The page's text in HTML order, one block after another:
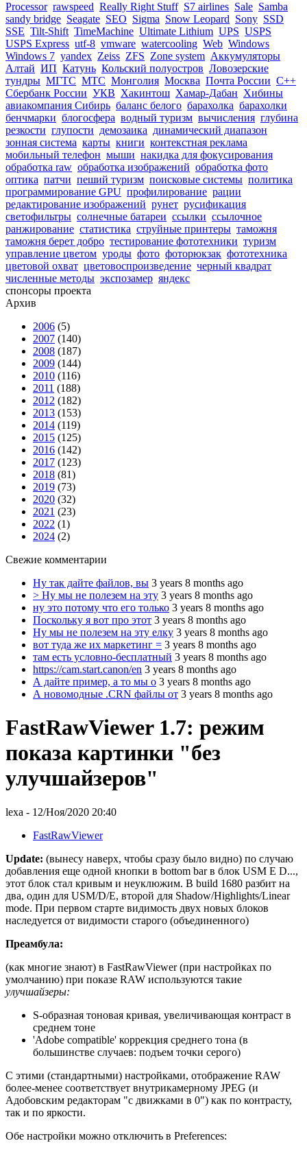
Processor rawspeed Really Right Stuff S7 airlines Sale Samba
sandy bridge Seagate SEO Sigma Snow Leopard Sony SSD
SSE Tilt-Shift TimeMachine Ultimate Lithium UPS USPS
USPS Express utf-8 vmware watercooling Web Windows
Windows 7 yandex Zeiss ZFS Zone system Аккумуляторы
Алтай ИП Катунь Кольский полуостров Ловозерские
тундры МГТС МТС Монголия Москва Почта России С++
Сбербанк России УКВ Хакинтош Хамар-Дабан Хибины
авиакомпания Сибирь баланс белого барахолка барахолки
бенчмарки блогосфера водный туризм вычисления глубина
резкости глупости демозаика динамический диапазон
зонная система карты книги контекстная реклама
мобильный телефон мыши накидка для фокусирования
обработка raw обработка изображений обработка фото
оптика патчи пеший туризм поисковые системы политика
программирование GPU профилирование рации
редактирование изображений рунет русификация
светофильтры солнечные батареи ссылки ссылочное
ранжирование статистика струйные принтеры таможня
таможня берет добро тестирование фототехники туризм
управление цветом уроды фото фоторюкзак фототехника
цветовой охват цветовоспроизведение черный квадрат
численные методы экспозамер яндекс
спонсоры проекта
Архив
2006 (5)
2007 (140)
2008 (187)
2009 (144)
2010 (116)
2011 (188)
2012 (182)
2013 (153)
2014 (119)
2015 (125)
2016 (142)
2017 (123)
2018 (81)
2019 (73)
2020 (32)
2021 (23)
2022 (1)
2024 (2)
Свежие комментарии
Ну так дайте файлов, вы 3 years 8 months ago
> Ну мы не полезем на эту 3 years 8 months ago
ну это потому что его только 3 years 8 months ago
Поскольку я вот про этот 3 years 8 months ago
Ну мы не полезем на эту елку 3 years 8 months ago
вот туда же их маркетинг = 3 years 8 months ago
там есть условно-бесплатный 3 years 8 months ago
https://cam.start.canon/en 3 years 8 months ago
А дайте пример, а то мы о 3 years 8 months ago
А новомодные .CRN файлы от 3 years 8 months ago
FastRawViewer 1.7: режим
показа картинки "без
улучшайзеров"
lexa - 12/Ноя/2020 20:40
FastRawViewer
Update: (вынесу наверх, чтобы сразу было видно) по случаю
добавления еще одной кнопки в bottom bar в блок USM E D...,
этот блок стал кривым и неуклюжим. В build 1680 разбит на
два, один для USM/D/E, второй для Shadow/Highlights/Linear
mode. При первом старте видимость двух новых блоков
наследуется от видимости старого (объединенного)
Преамбула:
(как многие знают) в FastRawViewer (при настройках по
умолчанию) при показе RAW используются такие
улучшайзеры:
S-образная тоновая кривая, увеличивающая контраст в
среднем тоне
'Adobe compatible' коррекция среднего тона (в
большинстве случаев: подъем точки серого)
С этими (стандартными) настройками, отображение RAW
более-менее соответствует внутрикамерному JPEG (и
Адобовским редакторам "с движками в 0") как по контрасту,
так и по яркости.
Обе настройки можно отключить в Preferences: